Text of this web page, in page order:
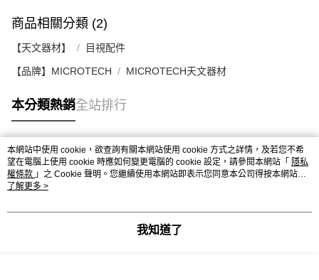
商品相關分類 (2)
【天文器材】 目視配件
【品牌】MICROTECH MICROTECH天文器材
本分類熱銷全站排行
熱門標籤
本網站中使用 cookie，欲查詢有關本網站使用 cookie 方式之詳情，及若您不希
望在電腦上使用 cookie 時應如何變更電腦的 cookie 設定，請參閱本網站「 隱私
權條款 」之 Cookie 聲明。您繼續使用本網站即表示您同意本公司得按本網站使
用條款之 Cookie 聲明使用 cookie。
了解更多 >
我知道了